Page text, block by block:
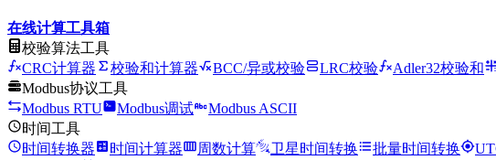
在线计算工具箱
校验算法工具
CRC计算器
校验和计算器 BCC/异或校验 LRC校验 Adler32校验和
Modbus协议工具
Modbus RTU
Modbus调试
Modbus ASCII
时间工具
时间转换器
时间计算器 周数计算 卫星时间转换 批量时间转换